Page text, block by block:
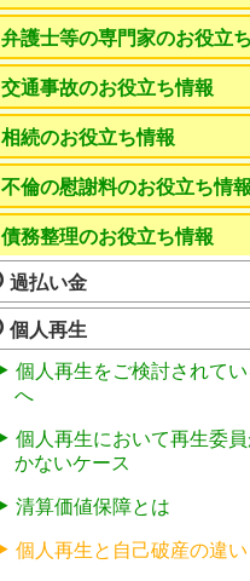
弁護士等の専門家のお役立
交通事故のお役立ち情報
相続のお役立ち情報
不倫の慰謝料のお役立ち情報
債務整理のお役立ち情報
過払い金
個人再生
個人再生をご検討されて
へ
個人再生において再生委
かないケース
清算価値保障とは
個人再生と自己破産の違い